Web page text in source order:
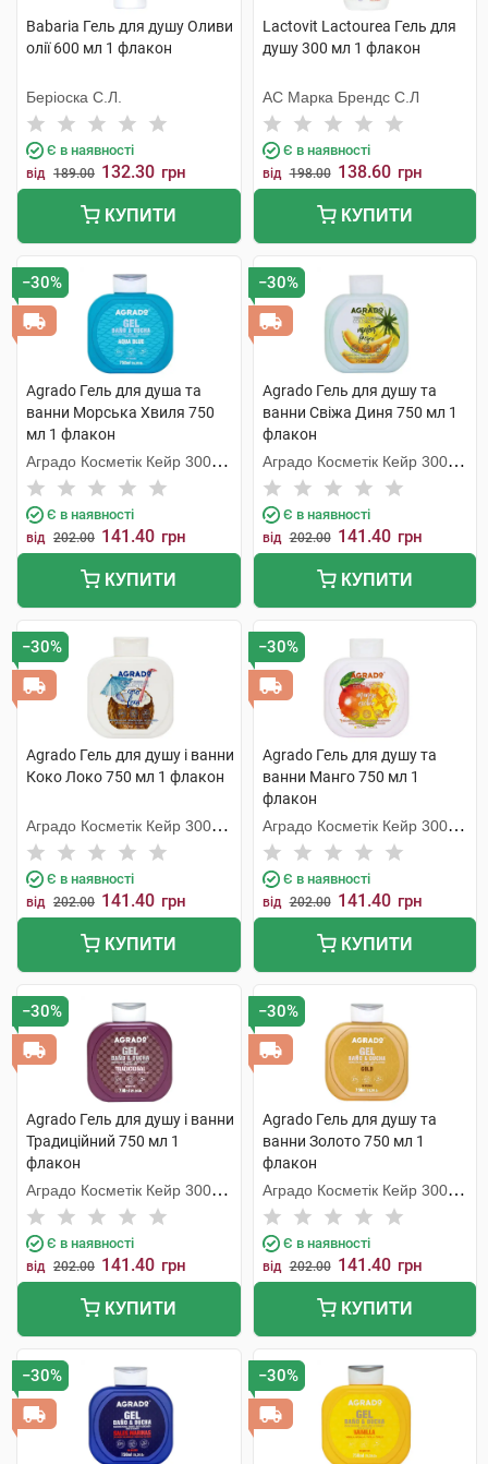
Babaria Гель для душу Оливи
олії 600 мл 1 флакон
Беріоска С.Л.
Є в наявності
від 189.00 132.30 грн
КУПИТИ
Lactovit Lactourea Гель для
душу 300 мл 1 флакон
АС Марка Брендс С.Л
Є в наявності
від 198.00 138.60 грн
КУПИТИ
−30%
Agrado Гель для душа та
ванни Морська Хвиля 750
мл 1 флакон
Аградо Косметік Кейр 3000
С.Л.У.
Є в наявності
від 202.00 141.40 грн
КУПИТИ
−30%
Agrado Гель для душу та
ванни Свіжа Диня 750 мл 1
флакон
Аградо Косметік Кейр 3000
С.Л.У.
Є в наявності
від 202.00 141.40 грн
КУПИТИ
−30%
Agrado Гель для душу і ванни
Коко Локо 750 мл 1 флакон
Аградо Косметік Кейр 3000
С.Л.У.
Є в наявності
від 202.00 141.40 грн
КУПИТИ
−30%
Agrado Гель для душу та
ванни Манго 750 мл 1
флакон
Аградо Косметік Кейр 3000
С.Л.У.
Є в наявності
від 202.00 141.40 грн
КУПИТИ
−30%
Agrado Гель для душу і ванни
Традиційний 750 мл 1
флакон
Аградо Косметік Кейр 3000
С.Л.У.
Є в наявності
від 202.00 141.40 грн
КУПИТИ
−30%
Agrado Гель для душу та
ванни Золото 750 мл 1
флакон
Аградо Косметік Кейр 3000
С.Л.У.
Є в наявності
від 202.00 141.40 грн
КУПИТИ
−30% −30%